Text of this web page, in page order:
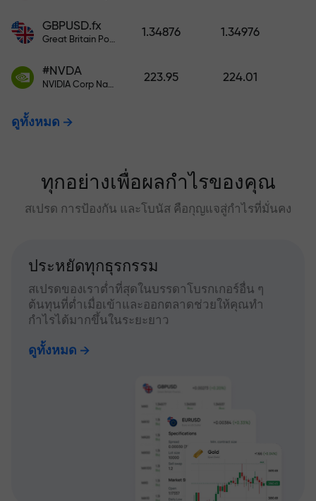
GBPUSD.fx
Great Britain Pound vs US Dollar
1.34876 1.34976
#NVDA
NVIDIA Corp Nasdaq Stock Exchange (Nasdaq) USD
223.95 224.01
ดูทั้งหมด
ทุกอย่างเพื่อผลกำไรของคุณ
สเปรด การป้องกัน และโบนัส คือกุญแจสู่กำไรที่มั่นคง
ประหยัดทุกธุรกรรม
สเปรดของเราต่ำที่สุดในบรรดาโบรกเกอร์อื่น ๆ
ต้นทุนที่ต่ำเมื่อเข้าและออกตลาดช่วยให้คุณทำ
กำไรได้มากขึ้นในระยะยาว
ดูทั้งหมด